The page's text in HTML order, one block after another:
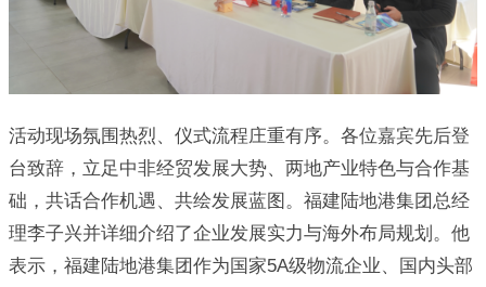
活动现场氛围热烈、仪式流程庄重有序。各位嘉宾先后登
台致辞，立足中非经贸发展大势、两地产业特色与合作基
础，共话合作机遇、共绘发展蓝图。福建陆地港集团总经
理李子兴并详细介绍了企业发展实力与海外布局规划。他
表示，福建陆地港集团作为国家5A级物流企业、国内头部